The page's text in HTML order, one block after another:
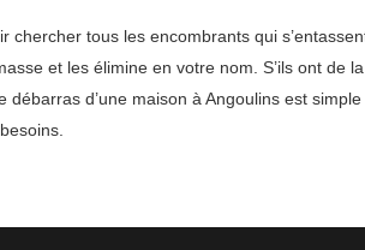
tous les encombrants qui
et les élimine en votre nom. S’ils ont de
d’une maison à Angoulins est